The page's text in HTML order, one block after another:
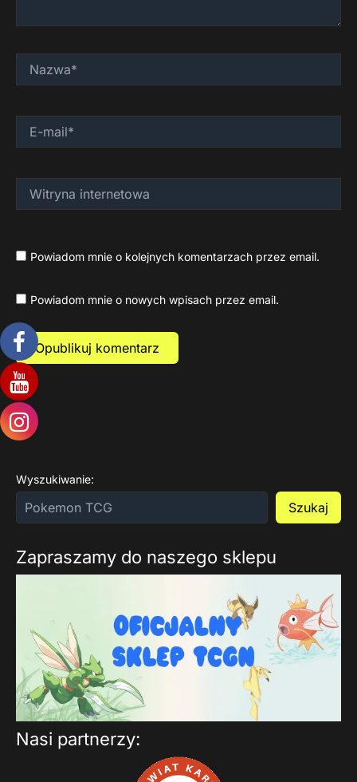
mail*
internetowa
Powiadom mnie o kolejnych komentarzach przez email.
Powiadom mnie o nowych wpisach przez email.
Wyszukiwanie:
Szukaj
Zapraszamy do naszego sklepu
Nasi partnerzy: